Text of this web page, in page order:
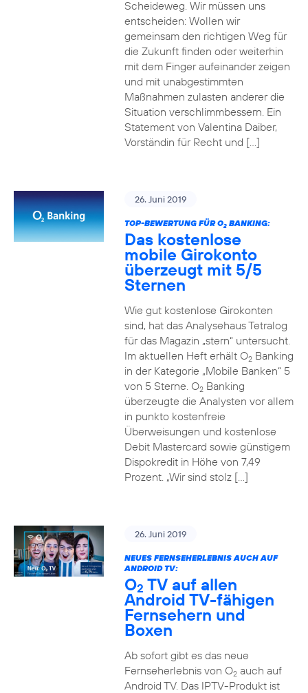
Scheideweg. Wir müssen uns
entscheiden: Wollen wir
gemeinsam den richtigen Weg für
die Zukunft finden oder weiterhin
mit dem Finger aufeinander zeigen
und mit unabgestimmten
Maßnahmen zulasten anderer die
Situation verschlimmbessern. Ein
Statement von Valentina Daiber,
Vorständin für Recht und […]
26. Juni 2019
TOP-BEWERTUNG FÜR O2BANKING:
Das kostenlose
mobile Girokonto
überzeugt mit 5/5
Sternen
Wie gut kostenlose Girokonten
sind, hat das Analysehaus Tetralog
für das Magazin „stern“ untersucht.
Im aktuellen Heft erhält O2Banking
in der Kategorie „Mobile Banken“ 5
von 5 Sterne. O2Banking
überzeugte die Analysten vor allem
in punkto kostenfreie
Überweisungen und kostenlose
Debit Mastercard sowie günstigem
Dispokredit in Höhe von 7,49
Prozent. „Wir sind stolz […]
26. Juni 2019
NEUES FERNSEHERLEBNIS AUCH AUF
ANDROID TV:
O2 TV auf allen
Android TV-fähigen
Fernsehern und
Boxen
Ab sofort gibt es das neue
Fernseherlebnis von O2auch auf
Android TV. Das IPTV-Produkt ist